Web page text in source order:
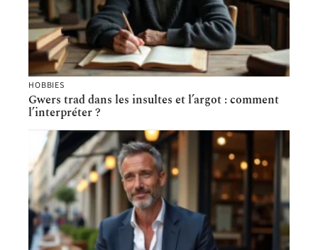
HOBBIES
Gwers trad dans les insultes et l’argot : comment
l’interpréter ?